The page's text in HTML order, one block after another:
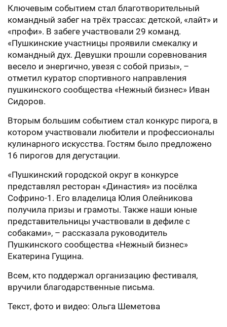
Ключевым событием стал благотворительный
командный забег на трёх трассах: детской, «лайт» и
«профи». В забеге участвовали 29 команд.
«Пушкинские участницы проявили смекалку и
командный дух. Девушки прошли соревнования
весело и энергично, увезя с собой призы», –
отметил куратор спортивного направления
пушкинского сообщества «Нежный бизнес» Иван
Сидоров.
Вторым большим событием стал конкурс пирога, в
котором участвовали любители и профессионалы
кулинарного искусства. Гостям было предложено
16 пирогов для дегустации.
«Пушкинский городской округ в конкурсе
представлял ресторан «Династия» из посёлка
Софрино-1. Его владелица Юлия Олейникова
получила призы и грамоты. Также наши юные
представительницы участвовали в дефиле с
собаками», – рассказала руководитель
Пушкинского сообщества «Нежный бизнес»
Екатерина Гущина.
Всем, кто поддержал организацию фестиваля,
вручили благодарственные письма.
Текст, фото и видео: Ольга Шеметова